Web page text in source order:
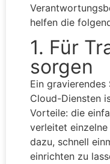
helfen die
1. Für
sorgen
Ein
Cloud-Diensten
Vorteile: die
verleitet
dazu, schnell
einrichten zu